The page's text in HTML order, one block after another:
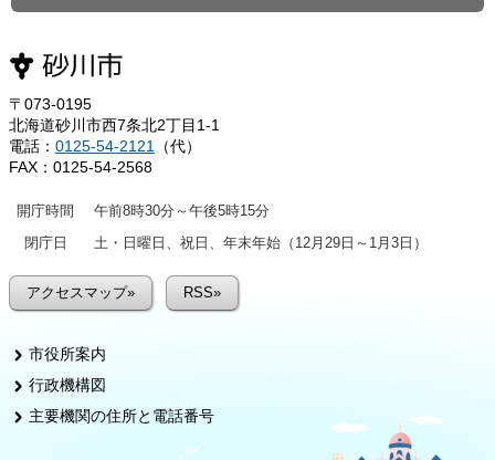
〒073-0195
北海道砂川市西7条北2丁目1-1
電話： 0125-54-2121
（代）
FAX：0125-54-2568
開庁時間
午前8時30分～午後5時15分
閉庁日
土・日曜日、祝日、年末年始（12月29日～1月3日）
アクセスマップ» RSS»
市役所案内
行政機構図
主要機関の住所と電話番号